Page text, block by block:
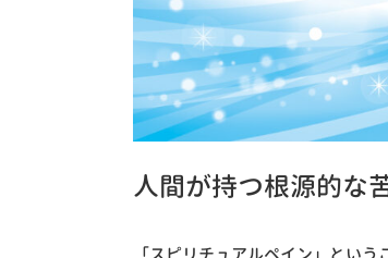
人間が持つ根源的な